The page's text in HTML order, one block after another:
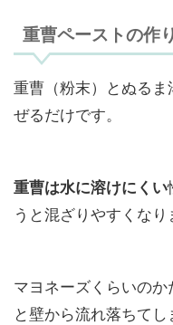
重曹ペーストの作
重曹（粉末）とぬる
ぜるだけです。
重曹は水に溶けにくい
うと混ざりやすくなり
マヨネーズくらいの
と壁から流れ落ちて